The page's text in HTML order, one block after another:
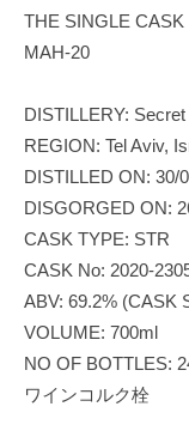
THE SINGLE
MAH-20
DISTILLERY: Secret
REGION: Tel Aviv,
DISTILLED ON: 30/
DISGORGED ON:
CASK TYPE: STR
CASK No: 2020-
ABV: 69.2% (CASK
VOLUME: 700ml
NO OF BOTTLES:
ワインコルク栓